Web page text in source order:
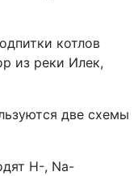
котлов
из реки Илек,
две схемы
Н-, Nа-